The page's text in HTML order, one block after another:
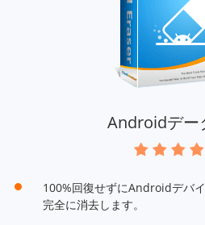
Androidデー
100%回復せずにAndroidデバ
完全に消去します。